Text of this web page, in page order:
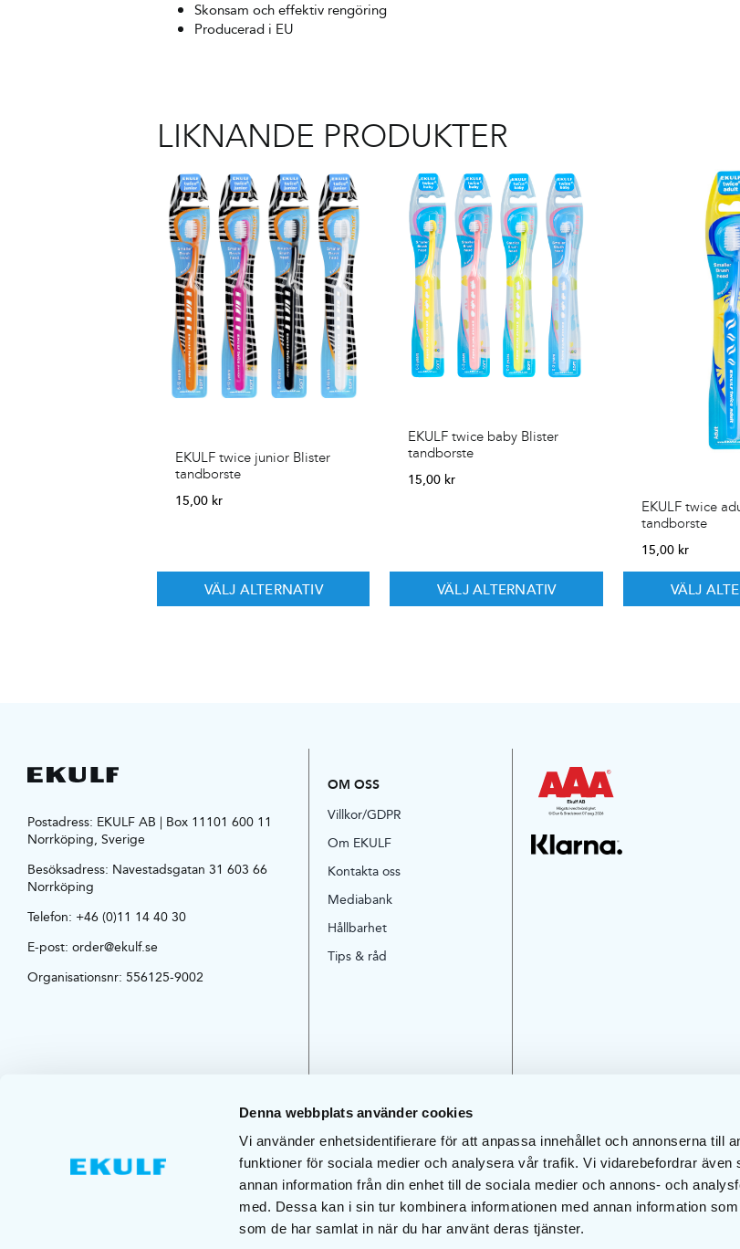
Denna webbplats använder cookies
Vi använder enhetsidentifierare för att anpassa innehållet och annonserna till
funktioner för sociala medier och analysera vår trafik. Vi vidarebefordrar även
annan information från din enhet till de sociala medier och annons- och
med. Dessa kan i sin tur kombinera informationen med annan information
som de har samlat in när du har använt deras tjänster.
Skonsam och effektiv rengöring
Producerad i EU
LIKNANDE PRODUKTER
EKULF twice junior Blister
tandborste
15,00 kr
VÄLJ ALTERNATIV
EKULF twice baby Blister
tandborste
15,00 kr
VÄLJ ALTERNATIV
EKULF twice
tandborste
15,00 kr
VÄLJ
Postadress: EKULF AB | Box 11101 600 11
Norrköping, Sverige
Besöksadress: Navestadsgatan 31 603 66
Norrköping
Telefon: +46 (0)11 14 40 30
E-post: order@ekulf.se
Organisationsnr: 556125-9002
OM OSS
Villkor/GDPR
Om EKULF
Kontakta oss
Mediabank
Hållbarhet
Tips & råd